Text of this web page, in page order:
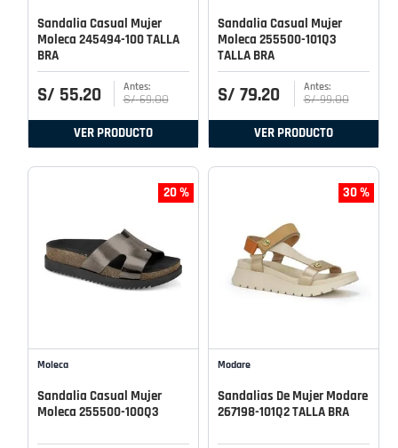
Sandalia Casual Mujer
Moleca 245494-100 TALLA
BRA
S/ 55.20 S/ 69.00
VER PRODUCTO
Sandalia Casual Mujer
Moleca 255500-101Q3
TALLA BRA
S/ 79.20 S/ 99.00
VER PRODUCTO
20 %
Moleca
Sandalia Casual Mujer
Moleca 255500-100Q3
30 %
Modare
Sandalias De Mujer Modare
267198-101Q2 TALLA BRA